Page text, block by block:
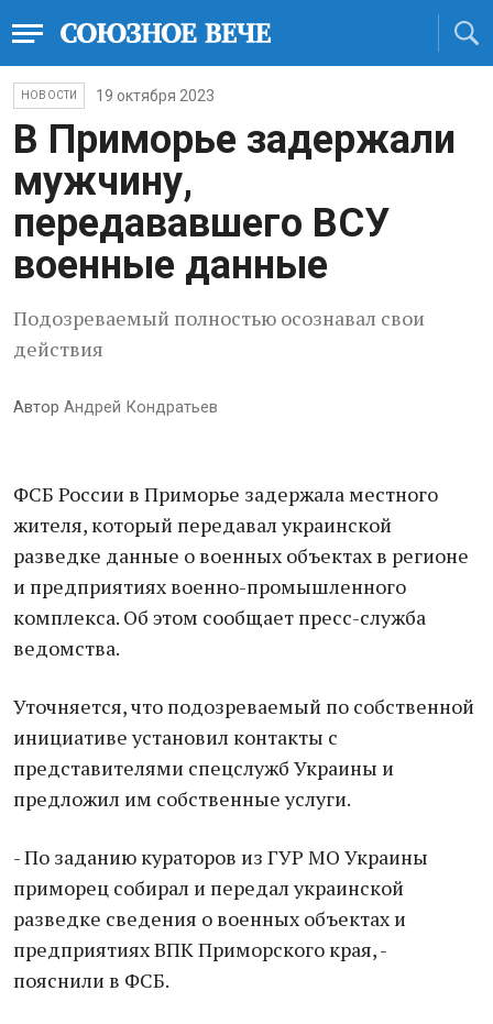
НОВОСТИ 19 октября 2023
В Приморье задержали
мужчину,
передававшего ВСУ
военные данные
Подозреваемый полностью осознавал свои
действия
Автор Андрей Кондратьев
ФСБ России в Приморье задержала местного
жителя, который передавал украинской
разведке данные о военных объектах в регионе
и предприятиях военно-промышленного
комплекса. Об этом сообщает пресс-служба
ведомства.
Уточняется, что подозреваемый по собственной
инициативе установил контакты с
представителями спецслужб Украины и
предложил им собственные услуги.
- По заданию кураторов из ГУР МО Украины
приморец собирал и передал украинской
разведке сведения о военных объектах и
предприятиях ВПК Приморского края, -
пояснили в ФСБ.